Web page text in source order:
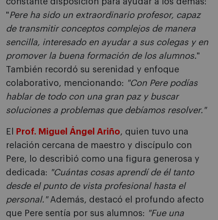
"Pere ha sido un extraordinario profesor, capaz
de transmitir conceptos complejos de manera
sencilla, interesado en ayudar a sus colegas y en
promover la buena formación de los alumnos."
También recordó su serenidad y enfoque
colaborativo, mencionando: "Con Pere podías
hablar de todo con una gran paz y buscar
soluciones a problemas que debíamos resolver."
El Prof. Miguel Ángel Ariño, quien tuvo una
relación cercana de maestro y discípulo con
Pere, lo describió como una figura generosa y
dedicada: "Cuántas cosas aprendí de él tanto
desde el punto de vista profesional hasta el
personal."Además, destacó el profundo afecto
que Pere sentía por sus alumnos: "Fue una